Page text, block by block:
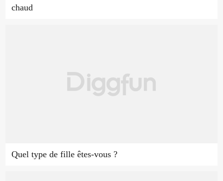
chaud
Quel type de fille êtes-vous ?